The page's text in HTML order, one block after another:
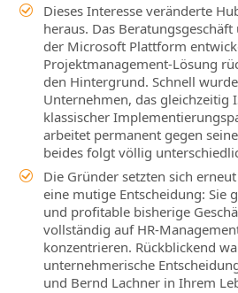
Dieses Interesse veränderte
heraus. Das
der Microsoft Plattform
Projektmanagement‑Lösung
den Hintergrund. Schnell
Unternehmen, das gleichzeitig
klassischer
arbeitet permanent gegen
beides folgt völlig
Die Gründer setzten sich
eine mutige Entscheidung: Sie
und profitable bisherige
vollständig auf
konzentrieren. Rückblickend
unternehmerische
und Bernd Lachner in Ihrem